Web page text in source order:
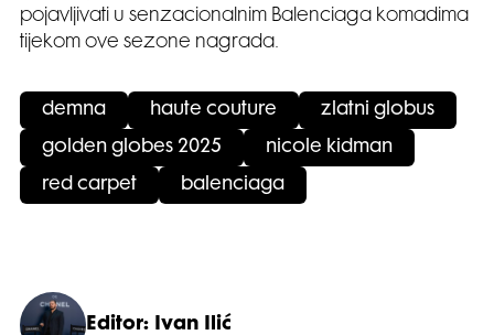
pojavljivati u senzacionalnim Balenciaga komadima
tijekom ove sezone nagrada.
demna haute couture zlatni globus
golden globes 2025 nicole kidman
red carpet balenciaga
Editor: Ivan Ilić